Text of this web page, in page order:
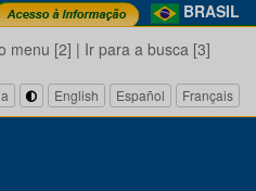
BRASIL
menu [2] | Ir para a busca [3]
a English Español Français